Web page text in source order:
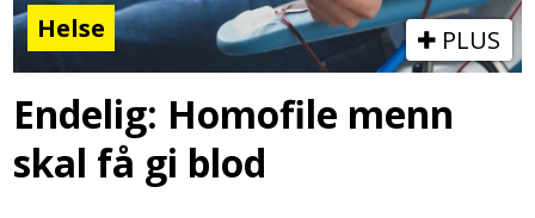
Helse PLUS
Endelig: Homofile menn
skal få gi blod